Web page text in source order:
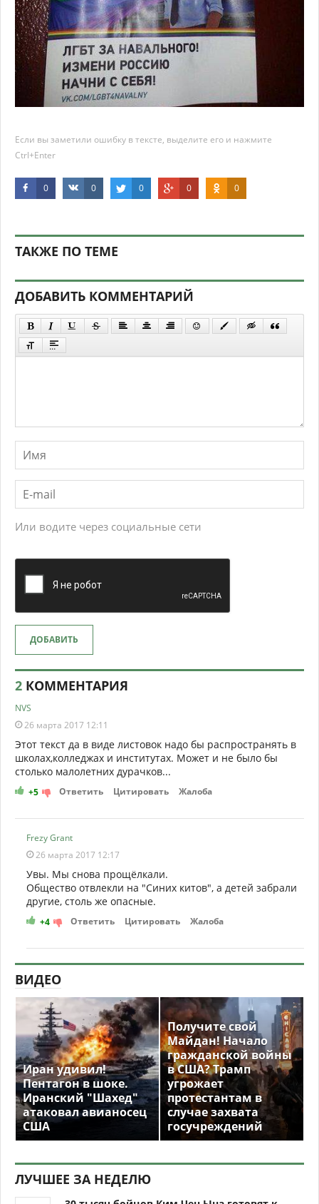
Если вы заметили ошибку в тексте, выделите его и нажмите
Ctrl+Enter
0 0 0 0 0
ТАКЖЕ ПО ТЕМЕ
ДОБАВИТЬ КОММЕНТАРИЙ
Или водите через социальные сети
ДОБАВИТЬ
2 КОММЕНТАРИЯ
NVS
26 марта 2017 12:11
Этот текст да в виде листовок надо бы распространять в
школах,колледжах и институтах. Может и не было бы
столько малолетних дурачков...
+5 Ответить Цитировать Жалоба
Frezy Grant
26 марта 2017 12:17
Увы. Мы снова прощёлкали.
Общество отвлекли на "Синих китов", а детей забрали
другие, столь же опасные.
+4 Ответить Цитировать Жалоба
ВИДЕО
Иран удивил!
Пентагон в шоке.
Иранский "Шахед"
атаковал авианосец
США
Получите свой
Майдан! Начало
гражданской войны
в США? Трамп
угрожает
протестантам в
случае захвата
госучреждений
ЛУЧШЕЕ ЗА НЕДЕЛЮ